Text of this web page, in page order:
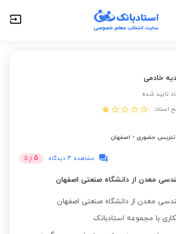
خادمی
تایید شده
استاد:
تدریس حضوری - اصفهان
مشاهده 3 دیدگاه 5 از 5
معدن از دانشگاه صنعتی اصفهان
معدن از دانشگاه صنعتی اصفهان
با مجموعه استادبانک